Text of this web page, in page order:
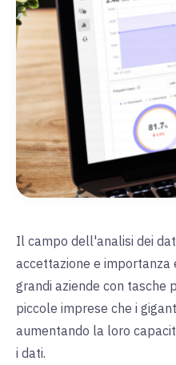
Il campo dell'analisi dei
accettazione e importanza
grandi aziende con tasche
piccole imprese che i
aumentando la loro
i dati.